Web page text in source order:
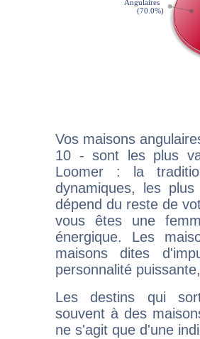
Vos maisons
10 - sont les plus
Loomer : la
dynamiques, les
dépend du reste de
vous êtes une
énergique. Les
maisons dites
personnalité
Les destins qui
souvent à des
ne s'agit que d'une